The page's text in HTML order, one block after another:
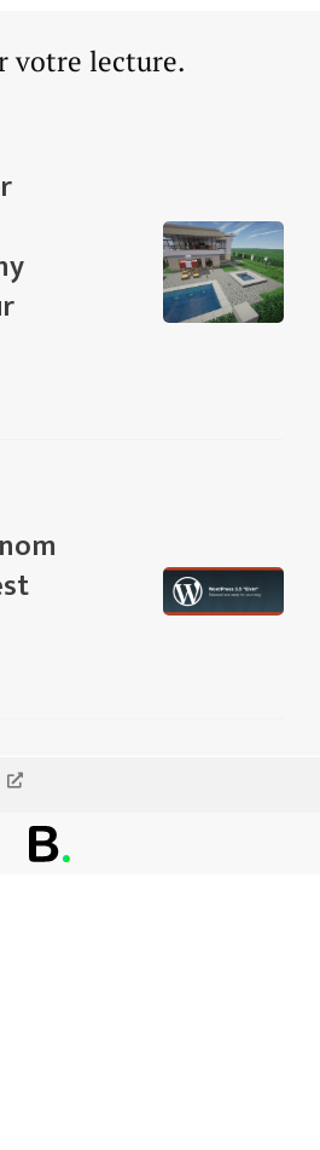
votre lecture.